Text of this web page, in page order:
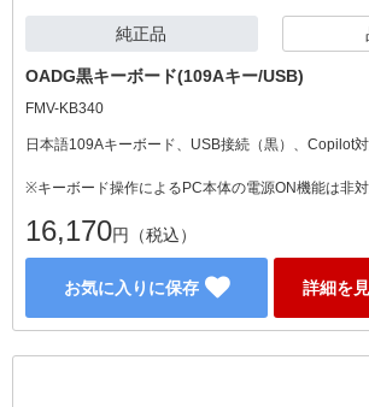
純正品
OADG黒キーボード(109Aキー/USB)
FMV-KB340
日本語109Aキーボード、USB接続（黒）、Copilot
※キーボード操作によるPC本体の電源ON機能は非
16,170円（税込）
お気に入りに保存 詳細を